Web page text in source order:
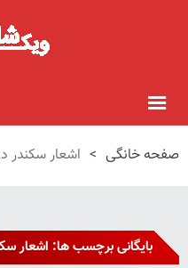
صفحه خانگی > اشعار سکندر
بایگانی برچسب ها: اشعار